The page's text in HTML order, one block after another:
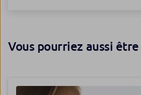
Vous pourriez aussi